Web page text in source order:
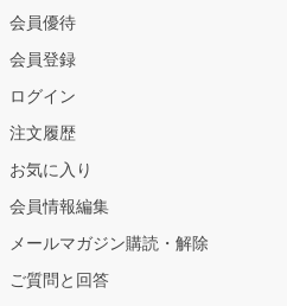
会員優待
会員登録
ログイン
注文履歴
お気に入り
会員情報編集
メールマガジン購読・解除
ご質問と回答